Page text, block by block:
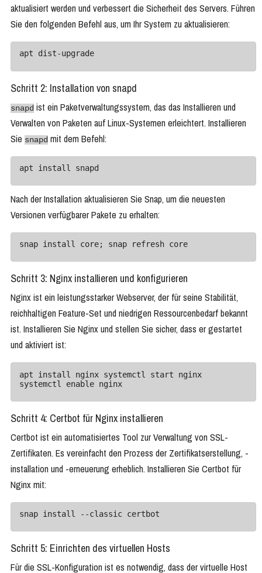
aktualisiert werden und verbessert die Sicherheit des Servers. Führen
Sie den folgenden Befehl aus, um Ihr System zu aktualisieren:
apt dist-upgrade
Schritt 2: Installation von snapd
snapd ist ein Paketverwaltungssystem, das das Installieren und
Verwalten von Paketen auf Linux-Systemen erleichtert. Installieren
Sie snapd mit dem Befehl:
apt install snapd
Nach der Installation aktualisieren Sie Snap, um die neuesten
Versionen verfügbarer Pakete zu erhalten:
snap install core; snap refresh core
Schritt 3: Nginx installieren und konfigurieren
Nginx ist ein leistungsstarker Webserver, der für seine Stabilität,
reichhaltigen Feature-Set und niedrigen Ressourcenbedarf bekannt
ist. Installieren Sie Nginx und stellen Sie sicher, dass er gestartet
und aktiviert ist:
apt install nginx systemctl start nginx
systemctl enable nginx
Schritt 4: Certbot für Nginx installieren
Certbot ist ein automatisiertes Tool zur Verwaltung von SSL-
Zertifikaten. Es vereinfacht den Prozess der Zertifikatserstellung, -
installation und -erneuerung erheblich. Installieren Sie Certbot für
Nginx mit:
snap install --classic certbot
Schritt 5: Einrichten des virtuellen Hosts
Für die SSL-Konfiguration ist es notwendig, dass der virtuelle Host